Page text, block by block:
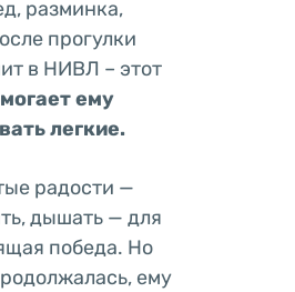
разминка,
прогулки
в НИВЛ – этот
ему
легкие.
радости —
дышать — для
победа. Но
ему